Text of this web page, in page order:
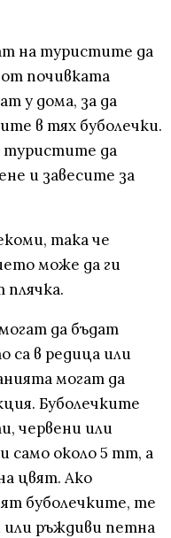
на туристите да
почивката
у дома, за да
в тях буболечки.
туристите да
и завесите за
така че
може да ги
плячка.
да бъдат
са в редица или
могат да
Буболечките
червени или
само около 5 mm, а
цвят. Ако
буболечките, те
ръждиви петна